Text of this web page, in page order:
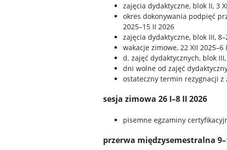
zajęcia dydaktyczne, blok II, 3
okres dokonywania podpięć
2025–15 II 2026
zajęcia dydaktyczne, blok III,
wakacje zimowe, 22 XII 2025–6
d. zajęć dydaktycznych, blok
dni wolne od zajęć
ostateczny termin rezygnacji
sesja zimowa 26 I–8 II 2026
pisemne egzaminy
przerwa międzysemestralna